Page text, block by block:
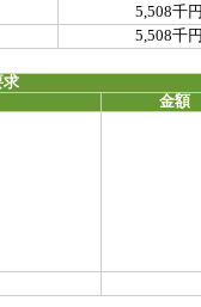
5,508千
5,508千
求
金額